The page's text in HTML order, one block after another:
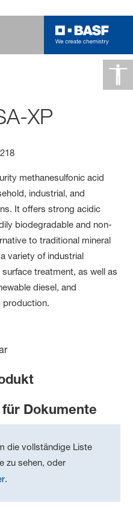
XP
methanesulfonic acid
industrial, and
It offers strong acidic
biodegradable and non-
to traditional mineral
variety of industrial
treatment, as well as
diesel, and
production.
Dokumente
die vollständige Liste
zu sehen, oder
.